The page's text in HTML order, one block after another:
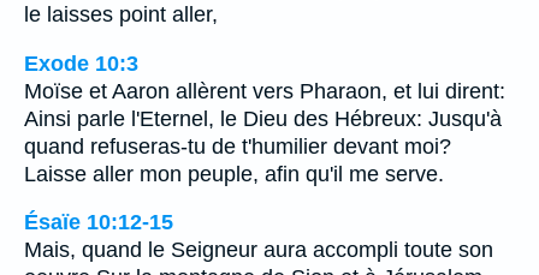
le laisses point aller,
Exode 10:3
Moïse et Aaron allèrent vers Pharaon, et lui dirent:
Ainsi parle l'Eternel, le Dieu des Hébreux: Jusqu'à
quand refuseras-tu de t'humilier devant moi?
Laisse aller mon peuple, afin qu'il me serve.
Ésaïe 10:12-15
Mais, quand le Seigneur aura accompli toute son